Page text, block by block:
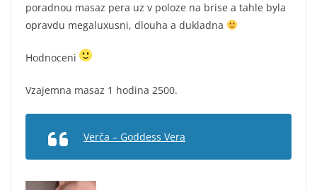
poradnou masaz pera uz v poloze na brise a tahle byla
opravdu megaluxusni, dlouha a dukladna
Hodnoceni
Vzajemna masaz 1 hodina 2500.
Verča – Goddess Vera